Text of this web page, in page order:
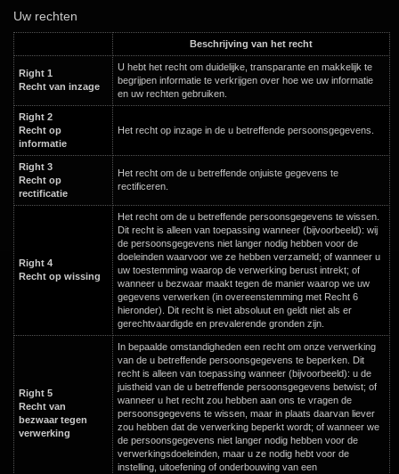
Uw rechten
Beschrijving van het recht
Right 1
Recht van inzage
U hebt het recht om duidelijke, transparante en makkelijk te
begrijpen informatie te verkrijgen over hoe we uw informatie
en uw rechten gebruiken.
Right 2
Recht op
informatie
Het recht op inzage in de u betreffende persoonsgegevens.
Right 3
Recht op
rectificatie
Het recht om de u betreffende onjuiste gegevens te
rectificeren.
Right 4
Recht op wissing
Het recht om de u betreffende persoonsgegevens te wissen.
Dit recht is alleen van toepassing wanneer (bijvoorbeeld): wij
de persoonsgegevens niet langer nodig hebben voor de
doeleinden waarvoor we ze hebben verzameld; of wanneer u
uw toestemming waarop de verwerking berust intrekt; of
wanneer u bezwaar maakt tegen de manier waarop we uw
gegevens verwerken (in overeenstemming met Recht 6
hieronder). Dit recht is niet absoluut en geldt niet als er
gerechtvaardigde en prevalerende gronden zijn.
Right 5
Recht van
bezwaar tegen
verwerking
In bepaalde omstandigheden een recht om onze verwerking
van de u betreffende persoonsgegevens te beperken. Dit
recht is alleen van toepassing wanneer (bijvoorbeeld): u de
juistheid van de u betreffende persoonsgegevens betwist; of
wanneer u het recht zou hebben aan ons te vragen de
persoonsgegevens te wissen, maar in plaats daarvan liever
zou hebben dat de verwerking beperkt wordt; of wanneer we
de persoonsgegevens niet langer nodig hebben voor de
verwerkingsdoeleinden, maar u ze nodig hebt voor de
instelling, uitoefening of onderbouwing van een